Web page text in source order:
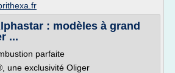
: modèles à grand
...
parfaite
une exclusivité Oliger